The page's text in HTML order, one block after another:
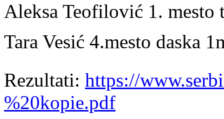
Aleksa Teofilović 1. mesto
Tara Vesić 4.mesto daska
Rezultati: https://
%20kopie.pdf